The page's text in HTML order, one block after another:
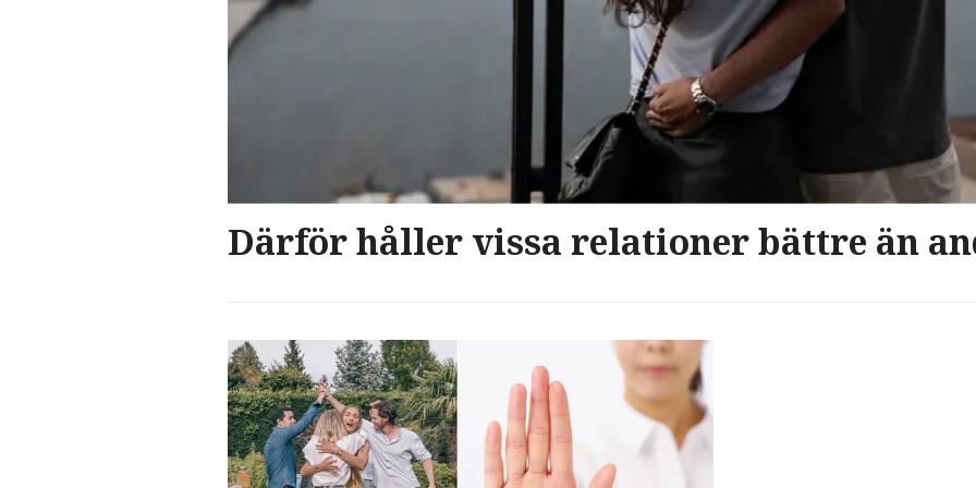
Därför håller vissa relationer bättre än